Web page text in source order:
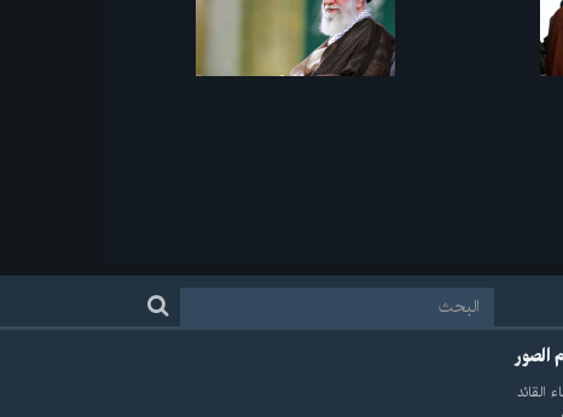
الصور
القائد